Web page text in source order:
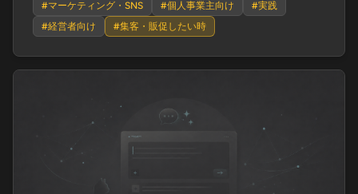
#マーケティング・SNS #個人事業主向け #実践
#経営者向け #集客・販促したい時